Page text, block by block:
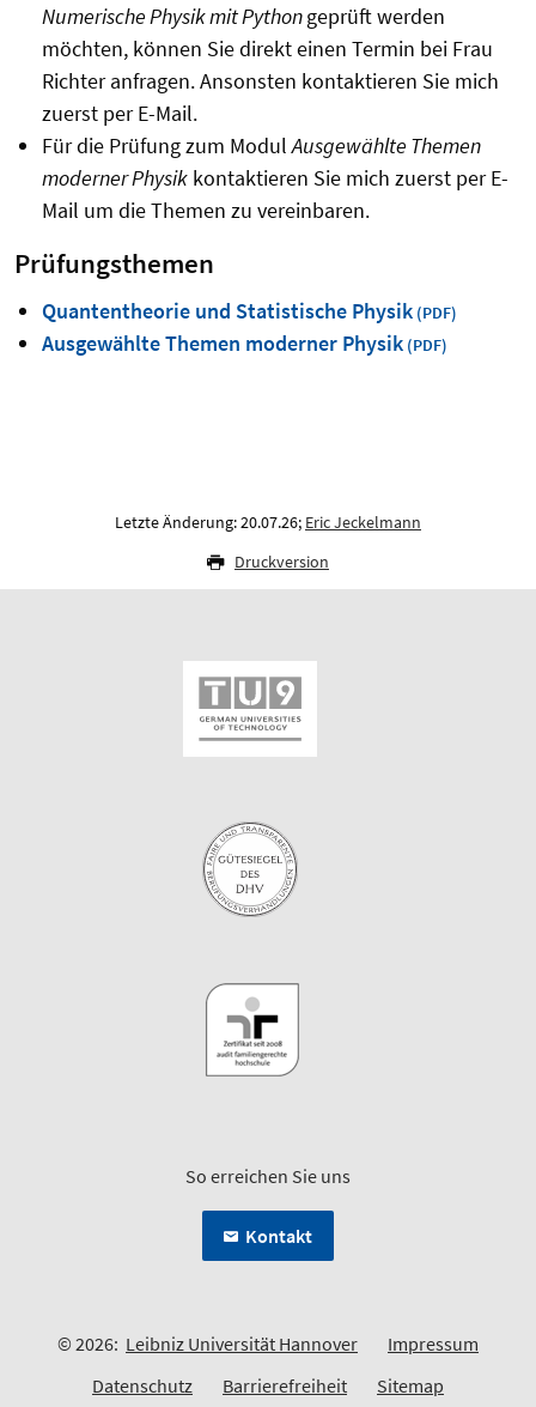
Numerische Physik mit Pythongeprüft werden
möchten, können Sie direkt einen Termin bei Frau
Richter anfragen. Ansonsten kontaktieren Sie mich
zuerst per E-Mail.
Für die Prüfung zum ModulAusgewählte Themen
moderner Physikkontaktieren Sie mich zuerst per E-
Mail um die Themen zu vereinbaren.
Prüfungsthemen
Quantentheorie und Statistische Physik
Ausgewählte Themen moderner Physik
Letzte Änderung: 20.07.26; Eric Jeckelmann
Druckversion
So erreichen Sie uns
Kontakt
© 2026: Leibniz Universität Hannover
Impressum
Datenschutz
Barrierefreiheit Sitemap